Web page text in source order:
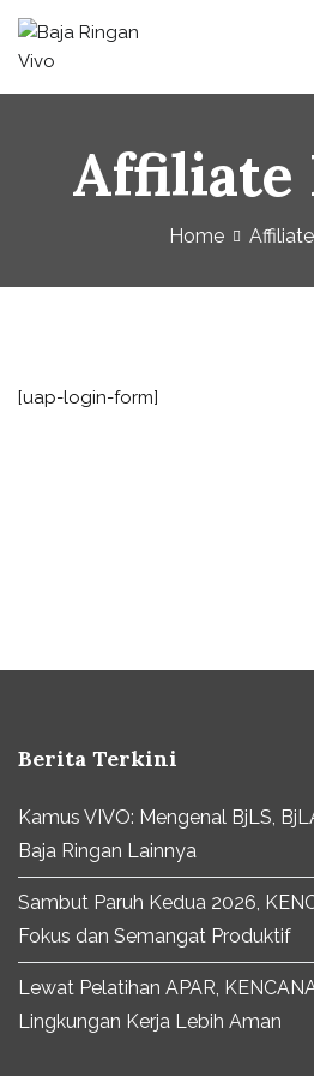
Baja Ringan Vivo
Website Baja Ringan Vivo
Affiliate
Home
[uap-login-form]
Berita Terkini
Kamus VIVO: Mengenal BjLS,
Baja Ringan Lainnya
Sambut Paruh Kedua 2026,
Fokus dan Semangat Produktif
Lewat Pelatihan APAR,
Lingkungan Kerja Lebih Aman